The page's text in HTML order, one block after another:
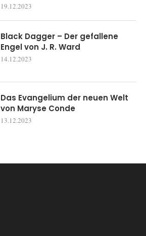
19.12.2023
Black Dagger – Der gefallene
Engel von J. R. Ward
14.12.2023
Das Evangelium der neuen Welt
von Maryse Conde
13.12.2023